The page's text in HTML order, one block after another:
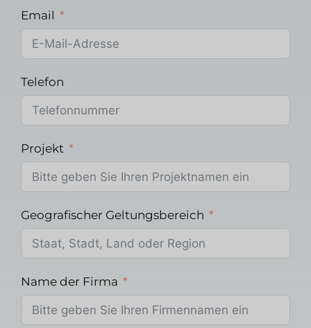
Email
Telefon
Projekt
Geografischer Geltungsbereich
Name der Firma